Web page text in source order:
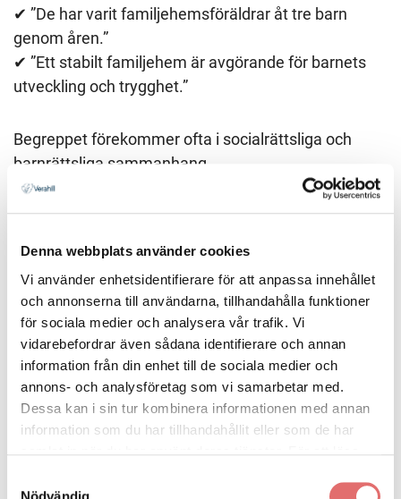
Denna webbplats använder cookies
Vi använder enhetsidentifierare för att anpassa innehållet
och annonserna till användarna, tillhandahålla funktioner
för sociala medier och analysera vår trafik. Vi
vidarebefordrar även sådana identifierare och annan
information från din enhet till de sociala medier och
annons- och analysföretag som vi samarbetar med.
Dessa kan i sin tur kombinera informationen med annan
information som du har tillhandahållit eller som de har
mer här.
✔︎ ”De har varit familjehemsföräldrar åt tre barn
genom åren.”
✔︎ ”Ett stabilt familjehem är avgörande för barnets
utveckling och trygghet.”
Begreppet förekommer ofta i socialrättsliga och
barnrättsliga sammanhang.
Att vara eller få sitt barn placerat i familjehem
innebär både rättigheter och skyldigheter.
Familjehemmet får ersättning och stöd från
socialtjänsten.
Barnet har ofta kontakt med sina biologiska
föräldrar under placeringen.